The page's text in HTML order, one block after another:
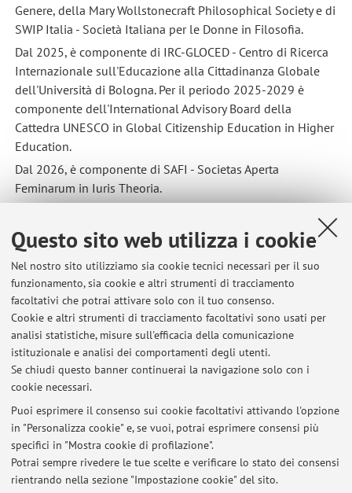
Questo sito web utilizza i cookie
Nel nostro sito utilizziamo sia cookie tecnici necessari per il suo
funzionamento, sia cookie e altri strumenti di tracciamento
facoltativi che potrai attivare solo con il tuo consenso.
Cookie e altri strumenti di tracciamento facoltativi sono usati per
analisi statistiche, misure sull'efficacia della comunicazione
istituzionale e analisi dei comportamenti degli utenti.
Se chiudi questo banner continuerai la navigazione solo con i
cookie necessari.
Puoi esprimere il consenso sui cookie facoltativi attivando l'opzione
in "Personalizza cookie" e, se vuoi, potrai esprimere consensi più
specifici in "Mostra cookie di profilazione".
Potrai sempre rivedere le tue scelte e verificare lo stato dei consensi
rientrando nella sezione "Impostazione cookie" del sito.
Genere, della Mary Wollstonecraft Philosophical Society e di
SWIP Italia - Società Italiana per le Donne in Filosofia.
Dal 2025, è componente di IRC-GLOCED - Centro di Ricerca
Internazionale sull'Educazione alla Cittadinanza Globale
dell'Università di Bologna. Per il periodo 2025-2029 è
componente dell'International Advisory Board della
Cattedra UNESCO in Global Citizenship Education in Higher
Education.
Dal 2026, è componente di SAFI - Societas Aperta
Feminarum in Iuris Theoria.
Ultimi avvisi
Seminario "From Abstract Universality to Concrete Universalism. A
Dialogue between Angela Davis and Lélia Gonzalez in the Critique of
Human Rights and Racial Democracy"
Pubblicato il: 03 luglio 2026
E' online il sito del progetto TAHR
Pubblicato il: 29 gennaio 2026
Avviso: spostamento delle aule delle lezioni di martedì 9 dicembre e
mercoledì 10 dicembre (Bioetica)
Pubblicato il: 02 dicembre 2025